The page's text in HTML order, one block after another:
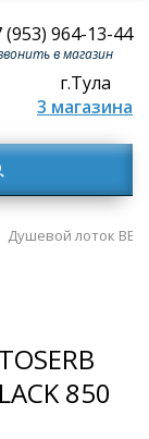
(953) 964-13-44
в магазин
г.Тула
3 магазина
Душевой лоток
850